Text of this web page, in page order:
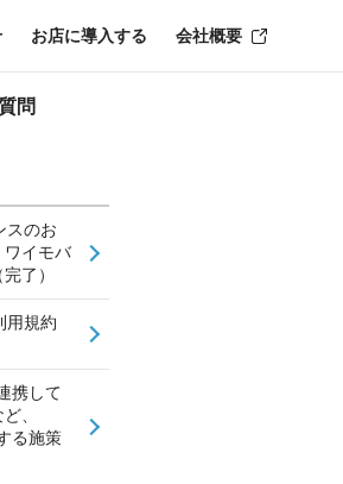
問
お店に導入する 会社概要
スのお
ワイモバ
了）
用規約
携して
、
る施策